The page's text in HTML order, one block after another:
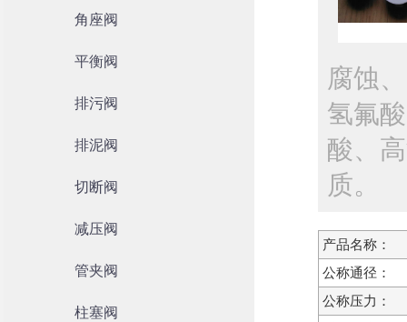
角座阀
平衡阀
排污阀
排泥阀
切断阀
减压阀
管夹阀
柱塞阀
腐蚀
氢氟
酸、
质。
产品名称：
公称通径：
公称压力：